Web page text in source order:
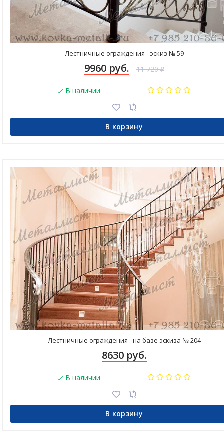
Лестничные ограждения - эскиз № 59
9960 руб. 11 720₽
В наличии
В корзину
Лестничные ограждения - на базе эскиза № 204
8630 руб.
В наличии
В корзину